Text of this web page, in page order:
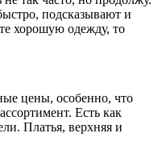
подсказывают и
хорошую одежду, то
цены, особенно, что
Есть как
Платья, верхняя и